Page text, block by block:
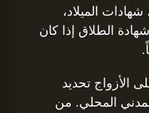
الميلاد،
الطلاق إذا كان
الأزواج تحديد
المحلي. من